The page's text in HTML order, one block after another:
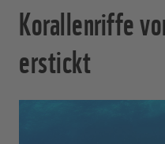
Korallenriffe
erstickt